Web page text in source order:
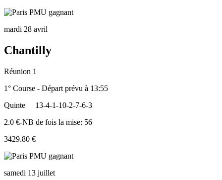
mardi 28 avril
Chantilly
Réunion 1
1° Course - Départ prévu à 13:55
Quinte
13-4-1-10-2-7-6-3
2.0 €-NB de fois la mise: 56
3429.80 €
samedi 13 juillet